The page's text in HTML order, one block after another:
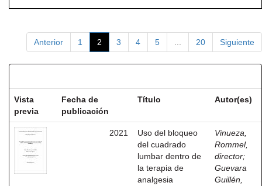
Anterior 1 2 3 4 5 20 Siguiente
Vista
previa
Fecha de
publicación
Título Autor(es)
2021
Uso del bloqueo
del cuadrado
lumbar dentro de
la terapia de
analgesia
Vinueza,
Rommel,
director;
Guevara
Guillén,